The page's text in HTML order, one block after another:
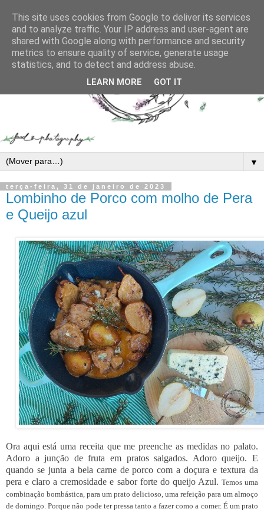
▼
terça-feira, 31 de janeiro de 2023
Lombinho de Porco com molho de Pera
e Queijo azul
Ora aqui está uma receita que me preenche as medidas no palato.
Adoro a junção de fruta em pratos salgados. Adoro queijo. E
quando se junta a bela carne de porco com a doçura e textura da
pera e claro a cremosidade e sabor forte do queijo Azul. Temos uma
combinação bombástica, para um prato delicioso, uma refeição para um almoço
de domingo. Porque não pode ter pressa tanto a fazer como a comer. É um prato
This site uses cookies from Google to deliver its services
and to analyze traffic. Your IP address and user-agent are
shared with Google along with performance and security
metrics to ensure quality of service, generate usage
statistics, and to detect and address abuse.
LEARN MORE GOT IT